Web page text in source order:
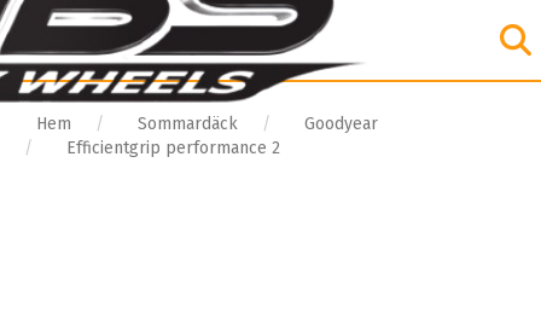
Hem Sommardäck
Goodyear
Efficientgrip performance 2